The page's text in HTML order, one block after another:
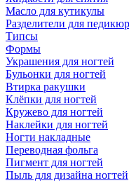
Масло для кутикулы
Разделители для
Типсы
Формы
Украшения для ногтей
Бульонки для ногтей
Втирка ракушки
Клёпки для ногтей
Кружево для ногтей
Наклейки для ногтей
Ногти накладные
Переводная фольга
Пигмент для ногтей
Пыль для дизайна ногтей